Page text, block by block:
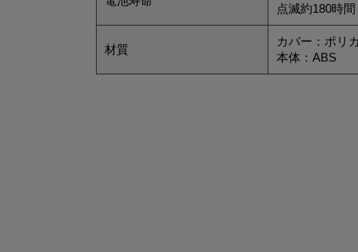
点滅約180時間
材質
カバー：ポリ
本体：ABS